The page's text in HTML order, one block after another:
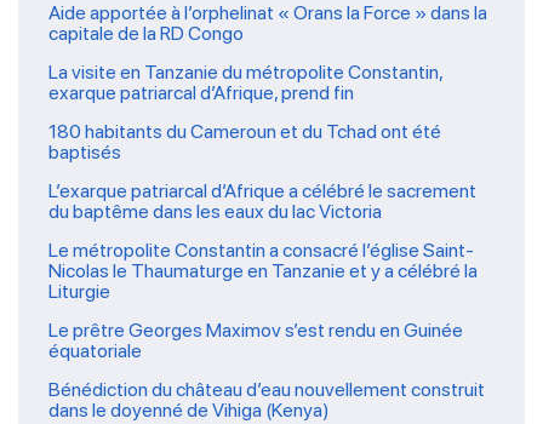
Aide apportée à l’orphelinat « Orans la Force » dans la
capitale de la RD Congo
La visite en Tanzanie du métropolite Constantin,
exarque patriarcal d’Afrique, prend fin
180 habitants du Cameroun et du Tchad ont été
baptisés
L’exarque patriarcal d’Afrique a célébré le sacrement
du baptême dans les eaux du lac Victoria
Le métropolite Constantin a consacré l’église Saint-
Nicolas le Thaumaturge en Tanzanie et y a célébré la
Liturgie
Le prêtre Georges Maximov s’est rendu en Guinée
équatoriale
Bénédiction du château d’eau nouvellement construit
dans le doyenné de Vihiga (Kenya)